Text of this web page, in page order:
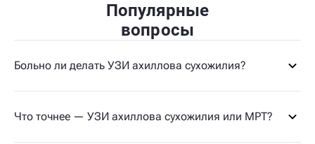
Популярные
вопросы
Больно ли делать УЗИ ахиллова сухожилия?
Что точнее — УЗИ ахиллова сухожилия или МРТ?